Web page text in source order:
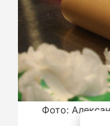
Фото: